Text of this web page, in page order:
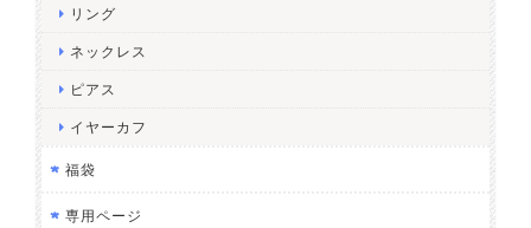
リング
ネックレス
ピアス
イヤーカフ
福袋
専用ページ